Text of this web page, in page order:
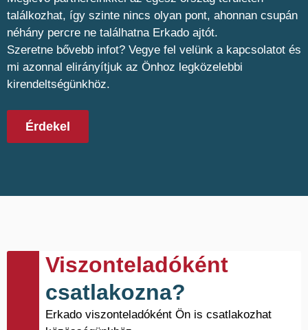
találkozhat, így szinte nincs olyan pont, ahonnan csupán
néhány percre ne találhatna Erkado ajtót.
Szeretne bővebb infot? Vegye fel velünk a kapcsolatot és
mi azonnal elirányítjuk az Önhoz legközelebbi
kirendeltségünkhöz.
Érdekel
Viszonteladóként
csatlakozna?
Erkado viszonteladóként Ön is csatlakozhat